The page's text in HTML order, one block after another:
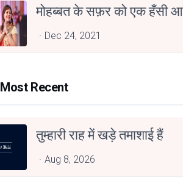
Dec 24, 2021
Most Recent
तुम्हारी राह में खड़े तमाशाई हैं
Aug 8, 2026